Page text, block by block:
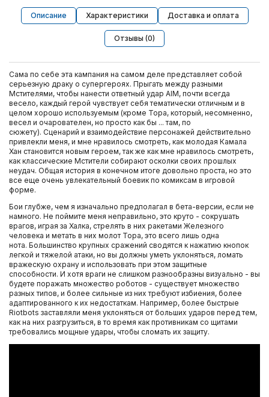
Описание Характеристики Доставка и оплата
Отзывы (0)
Сама по себе эта кампания на самом деле представляет собой
серьезную драку о супергероях. Прыгать между разными
Мстителями, чтобы нанести ответный удар AIM, почти всегда
весело, каждый герой чувствует себя тематически отличным и в
целом хорошо используемым (кроме Тора, который, несомненно,
весел и очарователен, но просто как бы ... там, по
сюжету). Сценарий и взаимодействие персонажей действительно
привлекли меня, и мне нравилось смотреть, как молодая Камала
Хан становится новым героем, так же как мне нравилось смотреть,
как классические Мстители собирают осколки своих прошлых
неудач. Общая история в конечном итоге довольно проста, но это
все еще очень увлекательный боевик по комиксам в игровой
форме.
Бои глубже, чем я изначально предполагал в бета-версии, если не
намного. Не поймите меня неправильно, это круто - сокрушать
врагов, играя за Халка, стрелять в них ракетами Железного
человека и метать в них молот Тора, это всего лишь одна
нота. Большинство крупных сражений сводятся к нажатию кнопок
легкой и тяжелой атаки, но вы должны уметь уклоняться, ломать
вражескую охрану и использовать при этом защитные
способности. И хотя враги не слишком разнообразны визуально - вы
будете поражать множество роботов - существует множество
разных типов, и более сильные из них требуют избиения, более
адаптированного к их недостаткам. Например, более быстрые
Riotbots заставляли меня уклоняться от больших ударов перед тем,
как на них разгрузиться, в то время как противникам со щитами
требовались мощные удары, чтобы сломать их защиту.